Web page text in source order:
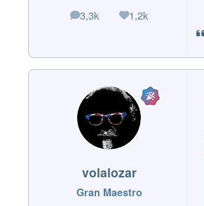
3,3k
messaggi1,2k
Reputazione
volalozar
Gran Maestro